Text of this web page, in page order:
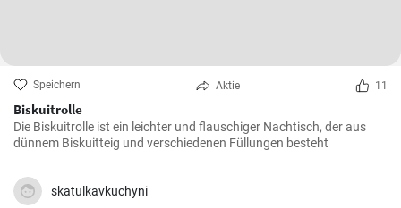
Speichern Aktie 11
Biskuitrolle
Die Biskuitrolle ist ein leichter und flauschiger Nachtisch, der aus
dünnem Biskuitteig und verschiedenen Füllungen besteht
skatulkavkuchyni